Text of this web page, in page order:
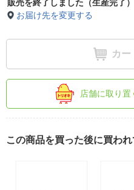
販売を終了しました（生産完了）
お届け先を変更する
カー
店舗に取り置
この商品を買った後に買わ